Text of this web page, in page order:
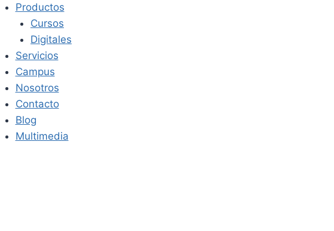
Productos
Cursos
Digitales
Servicios
Campus
Nosotros
Contacto
Blog
Multimedia